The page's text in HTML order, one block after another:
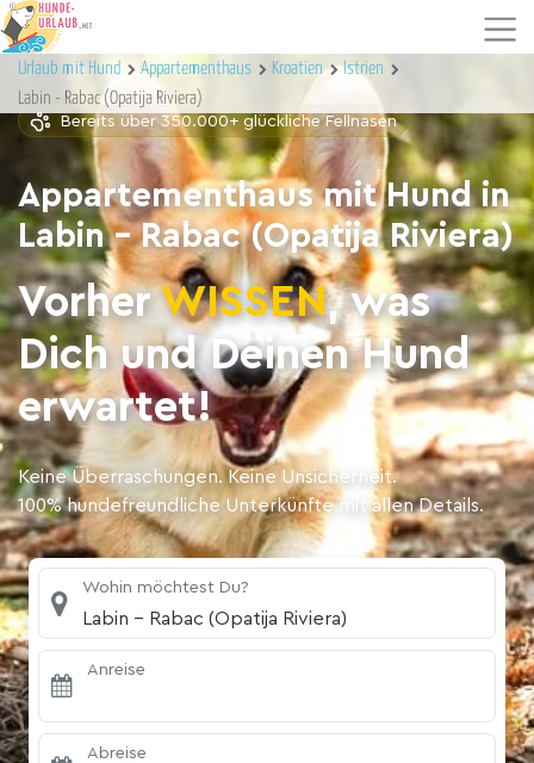
Urlaub mit Hund Appartementhaus Kroatien
Istrien
Labin - Rabac (Opatija Riviera)
Bereits über 350.000+ glückliche Fellnasen
Appartementhaus mit Hund in
Labin - Rabac (Opatija Riviera)
VorherWISSEN, was
Dich und Deinen Hund
erwartet!
Keine Überraschungen. Keine Unsicherheit.
100% hundefreundliche Unterkünfte mit allen Details.
Wohin möchtest Du?
Labin - Rabac (Opatija Riviera)
Anreise
Abreise